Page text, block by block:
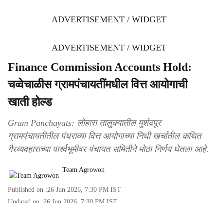
ADVERTISEMENT / WIDGET
ADVERTISEMENT / WIDGET
Finance Commission Accounts Hold:
चव्वेचाळीस ग्रामपंचायतींमधील वित्त आयोगाची
खाती होल्ड
Gram Panchayats: लोहारा तालुक्यातील मुर्शदपूर
ग्रामपंचायतीतील पंधराव्या वित्त आयोगाच्या निधी खर्चातील कथित
गैरव्यवहाराच्या पार्श्वभूमीवर पंचायत समितीने मोठा निर्णय घेतला आहे.
Team Agrowon
Published on :26 Jun 2026, 7:30 PM IST